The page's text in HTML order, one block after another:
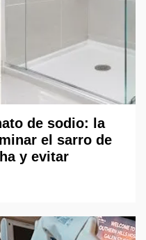
de sodio: la
el sarro de
y evitar